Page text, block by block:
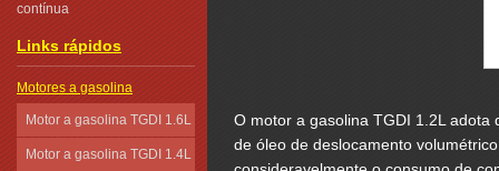
contínua
Links rápidos
Motores a gasolina
Motor a gasolina TGDI 1.6L
Motor a gasolina TGDI 1.4L
O motor a gasolina TGDI 1.2L
de óleo de deslocamento